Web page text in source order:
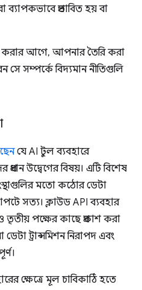
ব্যাপকভাবে প্রভাবিত হয় বা
করার আগে, আপনার তৈরি করা
সে সম্পর্কে বিদ্যমান নীতিগুলি
যে AI টুল ব্যবহারে
উদ্বেগের বিষয়। এটি বিশেষ
মতো কঠোর ডেটা
সত্য। ক্লাউড API ব্যবহার
পক্ষের কাছে প্রকাশ করা
ট্রান্সমিশন নিরাপদ এবং
ক্ষেত্রে মূল চাবিকাঠি হতে